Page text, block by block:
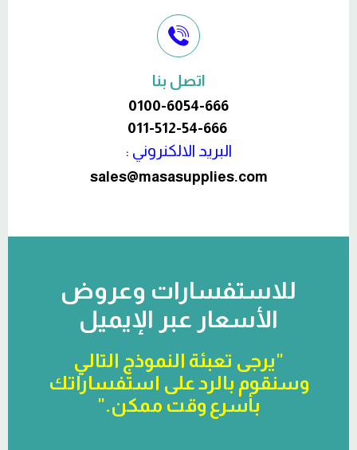
اتصل بنا
0100-6054-666
011-512-54-666
البريد الالكنروني :
sales@masasupplies.com
للاستفسارات وعروض
الأسعار عبر الإيميل
"يرجى تعبئة النموذج التالي
وسنقوم بالرد على استفساراتك
بأسرع وقت ممكن."